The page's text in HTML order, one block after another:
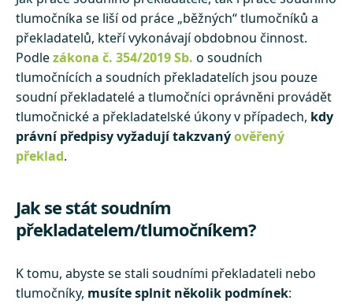
tlumočníka se liší od práce „běžných“ tlumočníků a
překladatelů, kteří vykonávají obdobnou činnost.
Podlezákona č. 354/2019 Sb. o soudních
tlumočnících a soudních překladatelích jsou pouze
soudní překladatelé a tlumočníci oprávněni provádět
tlumočnické a překladatelské úkony v případech, kdy
právní předpisy vyžadují takzvanýověřený
překlad.
Jak se stát soudním
překladatelem/tlumočníkem?
K tomu, abyste se stali soudními překladateli nebo
tlumočníky, musíte splnit několik podmínek: